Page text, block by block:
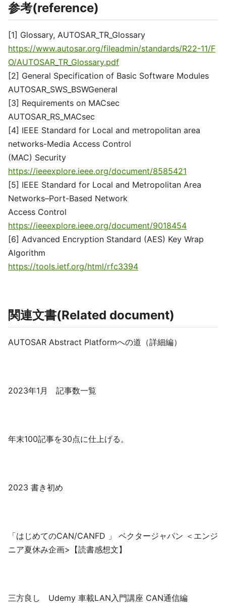
参考(reference)
[1] Glossary, AUTOSAR_TR_Glossary
https://www.autosar.org/fileadmin/standards/R22-11/F
O/AUTOSAR_TR_Glossary.pdf
[2] General Specification of Basic Software Modules
AUTOSAR_SWS_BSWGeneral
[3] Requirements on MACsec
AUTOSAR_RS_MACsec
[4] IEEE Standard for Local and metropolitan area
networks-Media Access Control
(MAC) Security
https://ieeexplore.ieee.org/document/8585421
[5] IEEE Standard for Local and Metropolitan Area
Networks–Port-Based Network
Access Control
https://ieeexplore.ieee.org/document/9018454
[6] Advanced Encryption Standard (AES) Key Wrap
Algorithm
https://tools.ietf.org/html/rfc3394
関連文書(Related document)
AUTOSAR Abstract Platformへの道（詳細編）
2023年1月 記事数一覧
年末100記事を30点に仕上げる。
2023 書き初め
「はじめてのCAN/CANFD 」 ベクタージャパン ＜エンジ
ニア夏休み企画>【読書感想文】
三方良し Udemy 車載LAN入門講座 CAN通信編